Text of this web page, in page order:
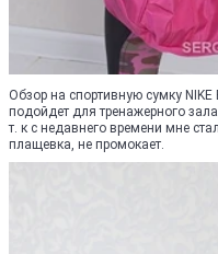
Обзор на спортивную сумку
подойдет для тренажерного
т. к с недавнего времени мне
плащевка, не промокает.